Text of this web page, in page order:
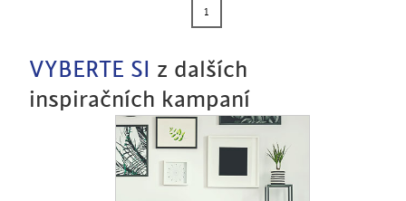
1
VYBERTE SI
z dalších
inspiračních kampaní